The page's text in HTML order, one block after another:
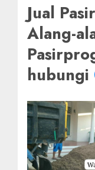
Jual
Alang-
hubungi